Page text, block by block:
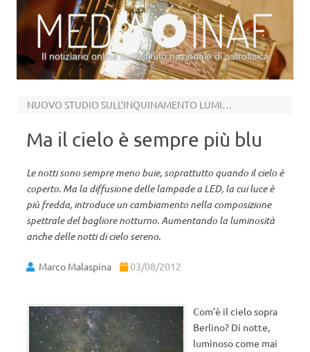
Il notiziario online dell’Istituto nazionale di astrofisica
NUOVO STUDIO SULL’INQUINAMENTO LUMINOSO
Ma il cielo è sempre più blu
Le notti sono sempre meno buie, soprattutto quando il cielo è
coperto. Ma la diffusione delle lampade a LED, la cui luce è
più fredda, introduce un cambiamento nella composizione
spettrale del bagliore notturno. Aumentando la luminosità
anche delle notti di cielo sereno.
Marco Malaspina 03/08/2012
Com’è il cielo sopra
Berlino? Di notte,
luminoso come mai